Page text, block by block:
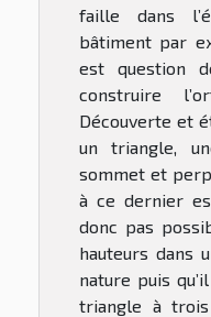
faille dans
bâtiment par
est question
construire
Découverte et
un triangle,
sommet et
à ce dernier
donc pas
hauteurs dans
nature puis
triangle à